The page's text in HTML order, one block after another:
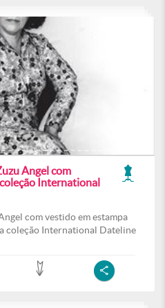
Angel com
International
com vestido em estampa
coleção International Dateline